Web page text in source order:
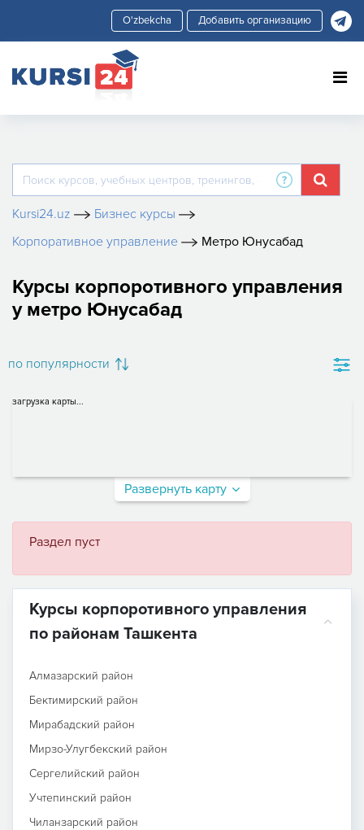
Добавить организацию
Kursi24.uz
Бизнес курсы
Корпоративное управление
Метро Юнусабад
Курсы корпоротивного управления
у метро Юнусабад
по популярности
загрузка карты...
Развернуть карту
Раздел пуст
Курсы корпоротивного управления
по районам Ташкента
Алмазарский район
Бектимирский район
Мирабадский район
Мирзо-Улугбекский район
Сергелийский район
Учтепинский район
Чиланзарский район